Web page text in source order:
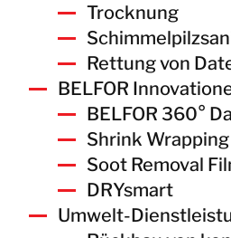
Trocknung
Rettung von
BELFOR
BELFOR 360°
Shrink Wrapping
Soot Removal
DRYsmart
Umwelt-